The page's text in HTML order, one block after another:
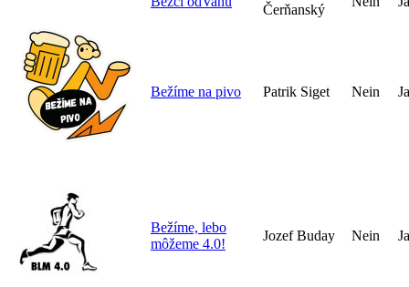
Čerňanský
Bežíme na pivo Patrik Siget Nein Ja
Bežíme, lebo
môžeme 4.0!
Jozef Buday Nein Ja